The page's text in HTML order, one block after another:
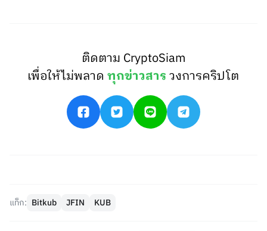
ติดตาม CryptoSiam
เพื่อให้ไม่พลาดทุกข่าวสารวงการคริปโต
แท็ก: Bitkub JFIN KUB